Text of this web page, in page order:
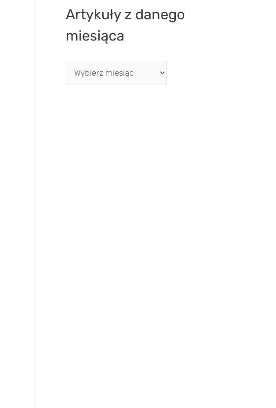
Artykuły z danego
miesiąca